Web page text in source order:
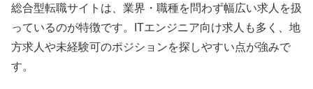
総合型転職サイトは、業界・職種を問わず幅広い求人を扱
っているのが特徴です。ITエンジニア向け求人も多く、地
方求人や未経験可のポジションを探しやすい点が強みで
す。